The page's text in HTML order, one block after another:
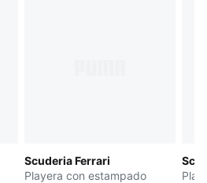
Scuderia Ferrari
Playera con estampado